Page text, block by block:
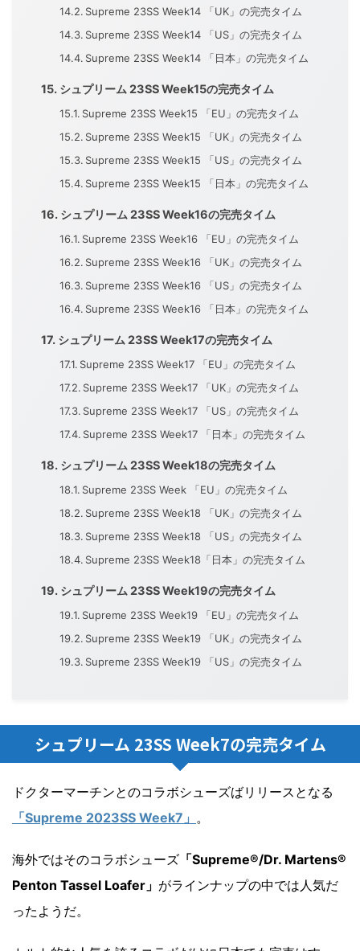
Supreme 23SS Week14 「UK」の完売タイム
Supreme 23SS Week14 「US」の完売タイム
Supreme 23SS Week14 「日本」の完売タイム
シュプリーム 23SS Week15の完売タイム
Supreme 23SS Week15 「EU」の完売タイム
Supreme 23SS Week15 「UK」の完売タイム
Supreme 23SS Week15 「US」の完売タイム
Supreme 23SS Week15 「日本」の完売タイム
シュプリーム 23SS Week16の完売タイム
Supreme 23SS Week16 「EU」の完売タイム
Supreme 23SS Week16 「UK」の完売タイム
Supreme 23SS Week16 「US」の完売タイム
Supreme 23SS Week16 「日本」の完売タイム
シュプリーム 23SS Week17の完売タイム
Supreme 23SS Week17 「EU」の完売タイム
Supreme 23SS Week17 「UK」の完売タイム
Supreme 23SS Week17 「US」の完売タイム
Supreme 23SS Week17 「日本」の完売タイム
シュプリーム 23SS Week18の完売タイム
Supreme 23SS Week 「EU」の完売タイム
Supreme 23SS Week18 「UK」の完売タイム
Supreme 23SS Week18 「US」の完売タイム
Supreme 23SS Week18「日本」の完売タイム
シュプリーム 23SS Week19の完売タイム
Supreme 23SS Week19 「EU」の完売タイム
Supreme 23SS Week19 「UK」の完売タイム
Supreme 23SS Week19 「US」の完売タイム
シュプリーム 23SS Week7の完売タイム
ドクターマーチンとのコラボシューズばリリースとなる
「Supreme 2023SS Week7」 。
海外ではそのコラボシューズ 「Supreme®/Dr. Martens®
Penton Tassel Loafer」 がラインナップの中では人気だ
ったようだ。